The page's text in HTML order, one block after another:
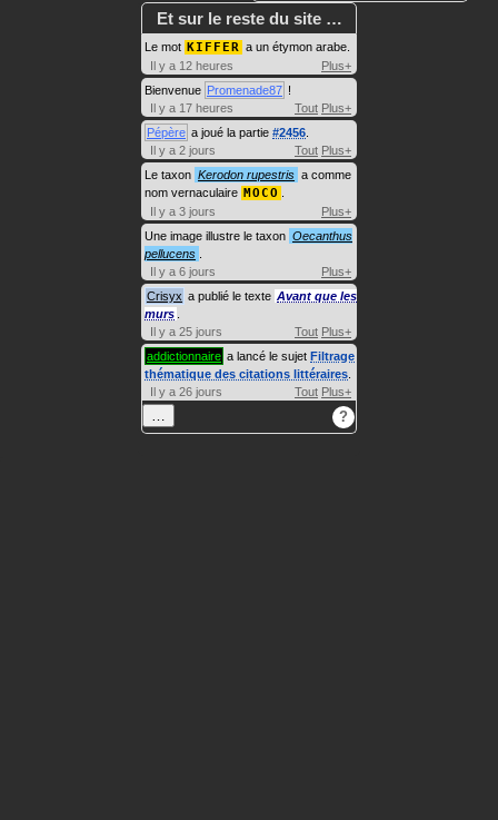
Et sur le reste du site …
Le mot KIFFER a un étymon arabe.
Il y a 12 heures
Plus+
Bienvenue Promenade87 !
Il y a 17 heures
Tout Plus+
Pépère a joué la partie #2456
Il y a 2 jours
Tout Plus+
Le taxon Kerodon rupestris a comme
nom vernaculaire MOCO
Il y a 3 jours
Plus+
Une image illustre le taxon Oecanthus
pellucens
Il y a 6 jours
Plus+
Crisyx a publié le texte Avant que les
murs
Il y a 25 jours
Tout Plus+
addictionnaire a lancé le sujet Filtrage
thématique des citations littéraires
Il y a 26 jours
Tout Plus+
… ?